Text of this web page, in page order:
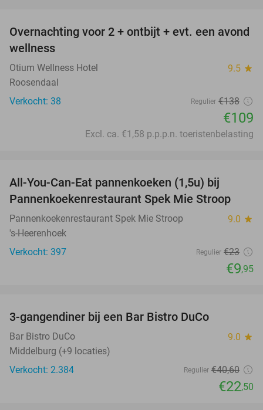
21%
Overnachting voor 2 + ontbijt + evt. een avond
wellness
Otium Wellness Hotel 9.5 star
Roosendaal
Verkocht: 38
Regulier €138
€109
Excl. ca. €1,58 p.p.p.n. toeristenbelasting
All-You-Can-Eat pannenkoeken (1,5u) bij
Pannenkoekenrestaurant Spek Mie Stroop
Pannenkoekenrestaurant Spek Mie Stroop 9.0 star
's-Heerenhoek
Verkocht: 397
Regulier €23
€9,95
3-gangendiner bij een Bar Bistro DuCo
Bar Bistro DuCo 9.0 star
Middelburg (+9 locaties)
Verkocht: 2.384
Regulier €40,60
€22,50